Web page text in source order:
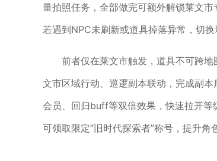
量拍照任务，全部做完可额外解锁莱文
若遇到NPC未刷新或道具掉落异常，切
前者仅在莱文市触发，道具不可跨
文市区域行动、巡逻副本联动，完成副
会员、回归buff等双倍效果，快速拉开等
可领取限定“旧时代探索者”称号，提升角